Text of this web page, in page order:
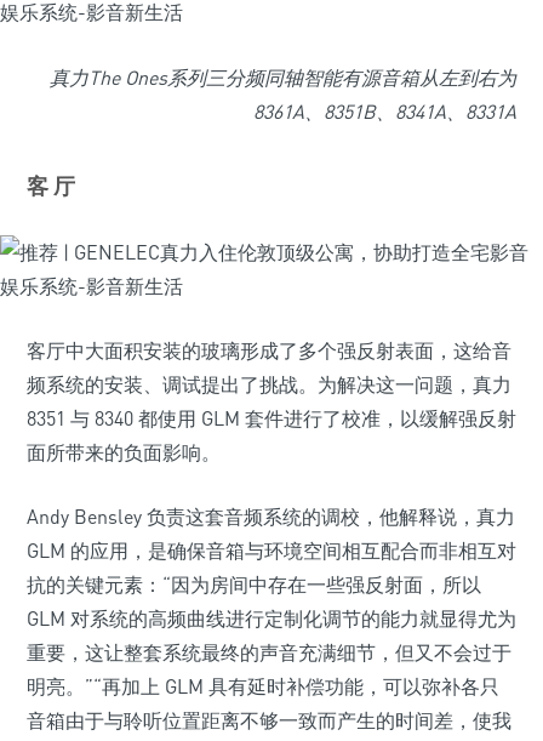
真力The Ones系列三分频同轴智能有源音箱从左到右为
8361A、8351B、8341A、8331A
客 厅
客厅中大面积安装的玻璃形成了多个强反射表面，这给音
频系统的安装、调试提出了挑战。为解决这一问题，真力
8351 与 8340 都使用 GLM 套件进行了校准，以缓解强反射
面所带来的负面影响。
Andy Bensley 负责这套音频系统的调校，他解释说，真力
GLM 的应用，是确保音箱与环境空间相互配合而非相互对
抗的关键元素：“因为房间中存在一些强反射面，所以
GLM 对系统的高频曲线进行定制化调节的能力就显得尤为
重要，这让整套系统最终的声音充满细节，但又不会过于
明亮。”“再加上 GLM 具有延时补偿功能，可以弥补各只
音箱由于与聆听位置距离不够一致而产生的时间差，使我